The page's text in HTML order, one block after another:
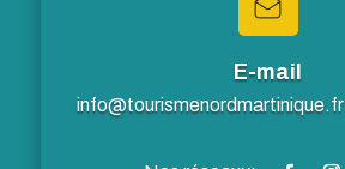
E-mail
info@tourismenordmartinique.fr